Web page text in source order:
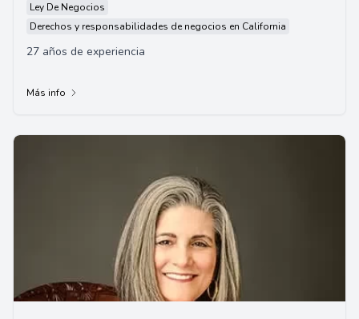
Ley De Negocios
Derechos y responsabilidades de negocios en California
27 años de experiencia
Más info